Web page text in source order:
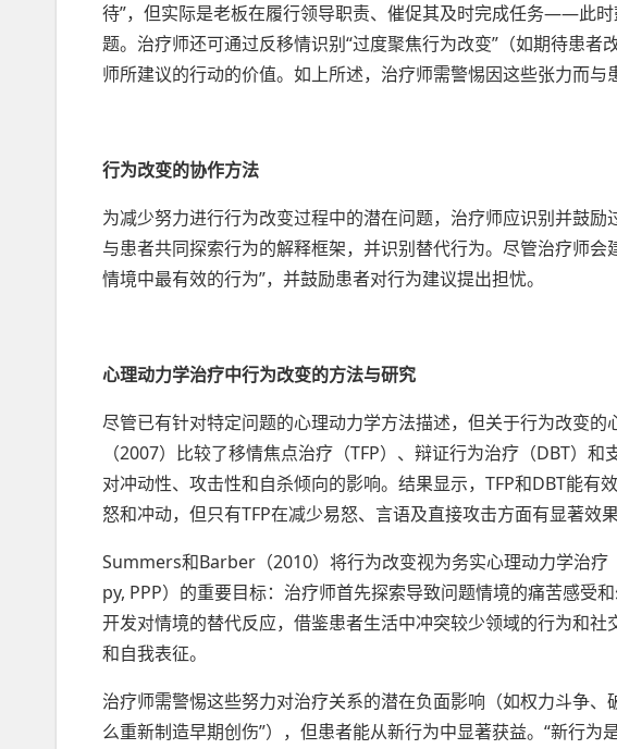
待”，但实际是老板在履行领导职责、催促其及时完成任务——此
题。治疗师还可通过反移情识别“过度聚焦行为改变”（如期待患
师所建议的行动的价值。如上所述，治疗师需警惕因这些张力而与
行为改变的协作方法
为减少努力进行行为改变过程中的潜在问题，治疗师应识别并鼓
与患者共同探索行为的解释框架，并识别替代行为。尽管治疗师
情境中最有效的行为”，并鼓励患者对行为建议提出担忧。
心理动力学治疗中行为改变的方法与研究
尽管已有针对特定问题的心理动力学方法描述，但关于行为改变
（2007）比较了移情焦点治疗（TFP）、辩证行为治疗（DBT）
对冲动性、攻击性和自杀倾向的影响。结果显示，TFP和DBT能有
怒和冲动，但只有TFP在减少易怒、言语及直接攻击方面有显著效
Summers和Barber（2010）将行为改变视为务实心理动力学治
py, PPP）的重要目标：治疗师首先探索导致问题情境的痛苦感受
开发对情境的替代反应，借鉴患者生活中冲突较少领域的行为和
和自我表征。
治疗师需警惕这些努力对治疗关系的潜在负面影响（如权力斗争
么重新制造早期创伤”），但患者能从新行为中显著获益。“新行